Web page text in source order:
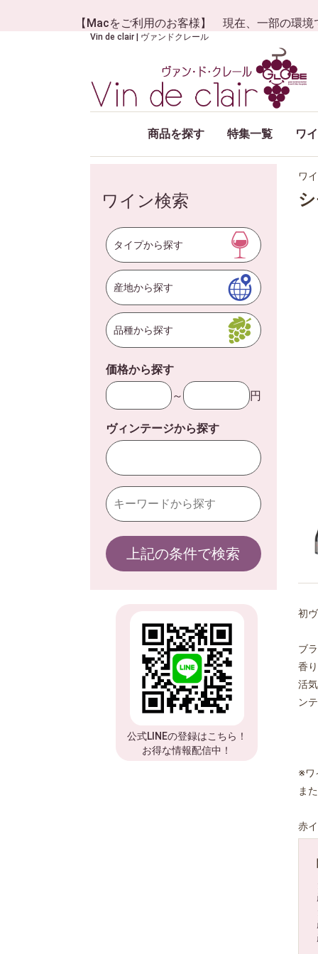
【Macをご利用のお客様】 現在、一部の環境
Vin de clair | ヴァンドクレール
商品を探す 特集一覧 ワ
ワイン検索
タイプから探す
産地から探す
品種から探す
価格から探す
～
円
ヴィンテージから探す
上記の条件で検索
公式LINEの登録はこちら！
お得な情報配信中！
ワ
初
ブ
香り
活
ン
※ワ
ま
赤